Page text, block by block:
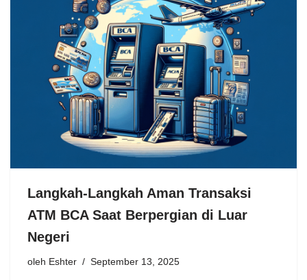
Langkah-Langkah Aman Transaksi
ATM BCA Saat Berpergian di Luar
Negeri
oleh Eshter September 13, 2025